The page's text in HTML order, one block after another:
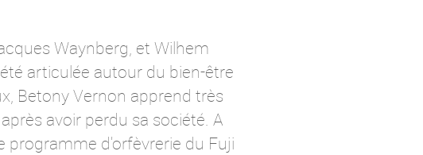
Waynberg, et Wilhem
articulée autour du bien-être
Betony Vernon apprend très
avoir perdu sa société. A
programme d'orfèvrerie du Fuji